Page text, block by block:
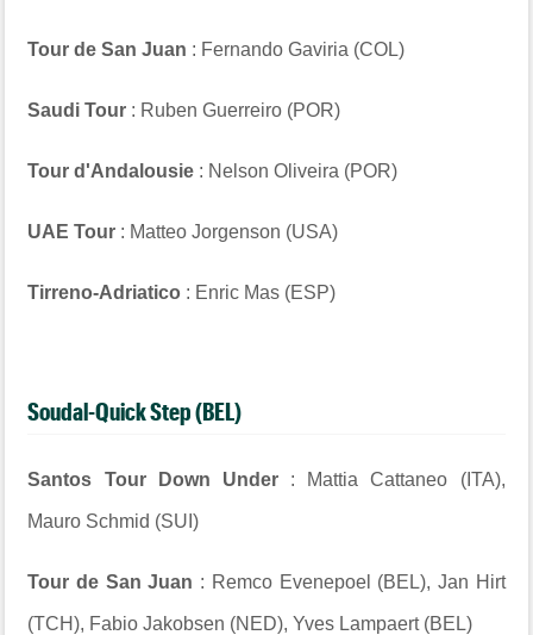
Tour de San Juan : Fernando Gaviria (COL)
Saudi Tour : Ruben Guerreiro (POR)
Tour d'Andalousie : Nelson Oliveira (POR)
UAE Tour : Matteo Jorgenson (USA)
Tirreno-Adriatico : Enric Mas (ESP)
Soudal-Quick Step (BEL)
Santos Tour Down Under: Mattia Cattaneo (ITA),
Mauro Schmid (SUI)
Tour de San Juan : Remco Evenepoel (BEL), Jan Hirt
(TCH), Fabio Jakobsen (NED), Yves Lampaert (BEL)